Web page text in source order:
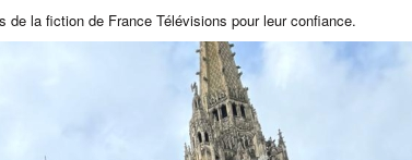
la fiction de France Télévisions pour leur confiance.